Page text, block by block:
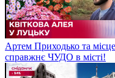
Артем Приходько та
справжнє ЧУДО в місті!